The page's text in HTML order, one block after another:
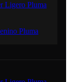
Ligero Pluma
Pluma